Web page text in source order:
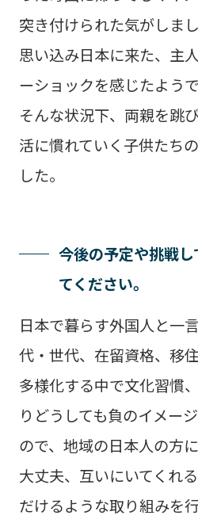
突き付けられた気がしま
思い込み日本に来た、主
ーショックを感じたようで
そんな状況下、両親を跳
活に慣れていく子供たち
した。
今後の予定や挑戦
てください。
日本で暮らす外国人と一
代・世代、在留資格、移
多様化する中で文化習慣
りどうしても負のイメー
ので、地域の日本人の方
大丈夫、互いにいてくれ
だけるような取り組みを